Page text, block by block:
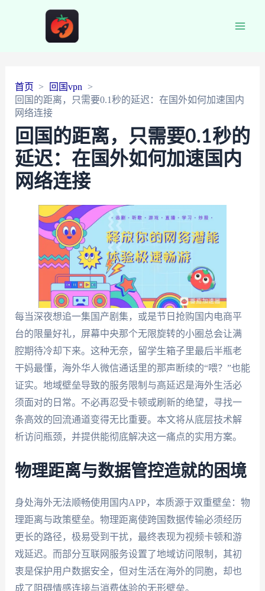
首页
回国vpn
回国的距离，只需要0.1秒的延迟：在国外如何加速国内
网络连接
回国的距离，只需要0.1秒的
延迟：在国外如何加速国内
网络连接
每当深夜想追一集国产剧集，或是节日抢购国内电商平
台的限量好礼，屏幕中央那个无限旋转的小圈总会让满
腔期待冷却下来。这种无奈，留学生箱子里最后半瓶老
干妈最懂，海外华人微信通话里的那声断续的“喂？”也能
证实。地域壁垒导致的服务限制与高延迟是海外生活必
须面对的日常。不必再忍受卡顿或刷新的绝望，寻找一
条高效的回流通道变得无比重要。本文将从底层技术解
析访问瓶颈，并提供能彻底解决这一痛点的实用方案。
物理距离与数据管控造就的困境
身处海外无法顺畅使用国内APP，本质源于双重壁垒：物
理距离与政策壁垒。物理距离使跨国数据传输必须经历
更长的路径，极易受到干扰，最终表现为视频卡顿和游
戏延迟。而部分互联网服务设置了地域访问限制，其初
衷是保护用户数据安全，但对生活在海外的同胞，却也
成了阻碍情感连接与消费体验的无形壁垒。